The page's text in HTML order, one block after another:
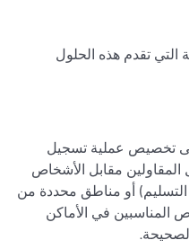
التي تقدم هذه الحلول
تخصيص عملية تسجيل
المقاولين مقابل الأشخاص
التسليم) أو مناطق محددة من
المناسبين في الأماكن